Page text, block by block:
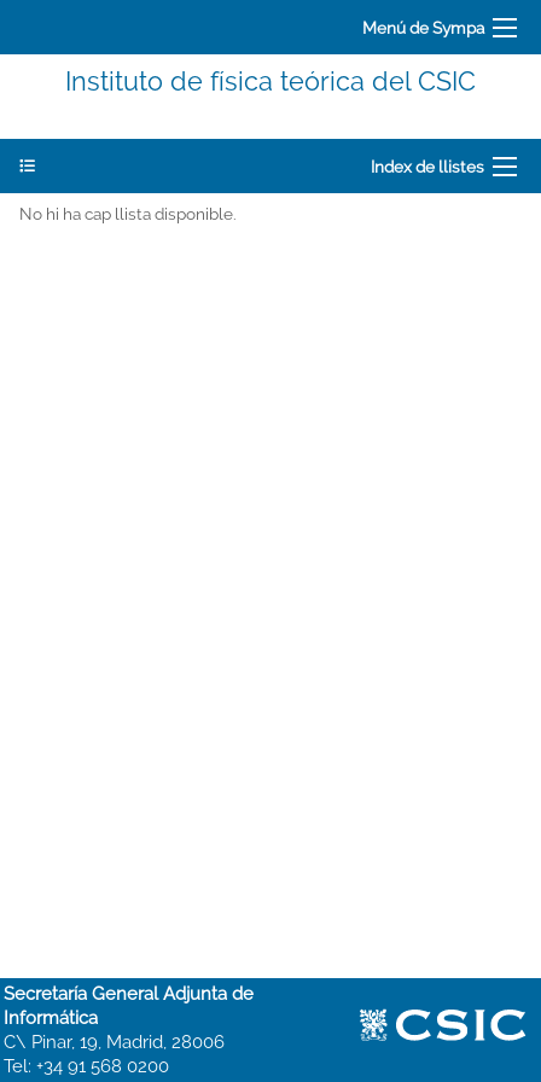
Menú de Sympa
Instituto de física teórica del CSIC
Index de llistes
No hi ha cap llista disponible.
Secretaría General Adjunta de
Informática
C\ Pinar, 19, Madrid, 28006
Tel: +34 91 568 0200